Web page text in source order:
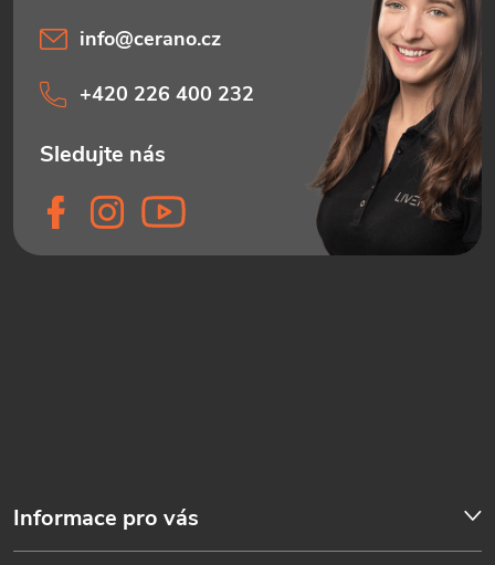
Informace pro vás
info@cerano.cz
+420 226 400 232